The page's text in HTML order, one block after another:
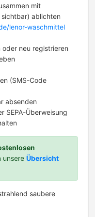
mit
ablichten
lenor-waschmittel
oder neu registrieren
(SMS-Code
absenden
SEPA-Überweisung
unsere Übersicht
saubere